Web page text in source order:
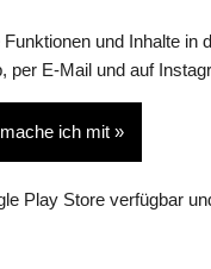
und Inhalte in
per E-Mail und auf
ich mit »
Play Store verfügbar